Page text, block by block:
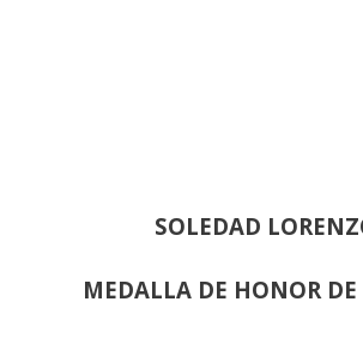
SOLEDAD
MEDALLA DE HONOR DE